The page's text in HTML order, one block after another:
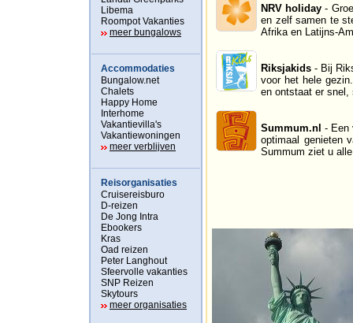
Libema
Roompot Vakanties
meer bungalows
Accommodaties
Bungalow.net
Chalets
Happy Home
Interhome
Vakantievilla's
Vakantiewoningen
meer verblijven
Reisorganisaties
Cruisereisburo
D-reizen
De Jong Intra
Ebookers
Kras
Oad reizen
Peter Langhout
Sfeervolle vakanties
SNP Reizen
Skytours
meer organisaties
NRV holiday -
en zelf samen te
Afrika en Latijns-
Riksjakids - Bij
voor het hele
en ontstaat er snel,
Summum.nl - Een
optimaal genieten
Summum ziet u